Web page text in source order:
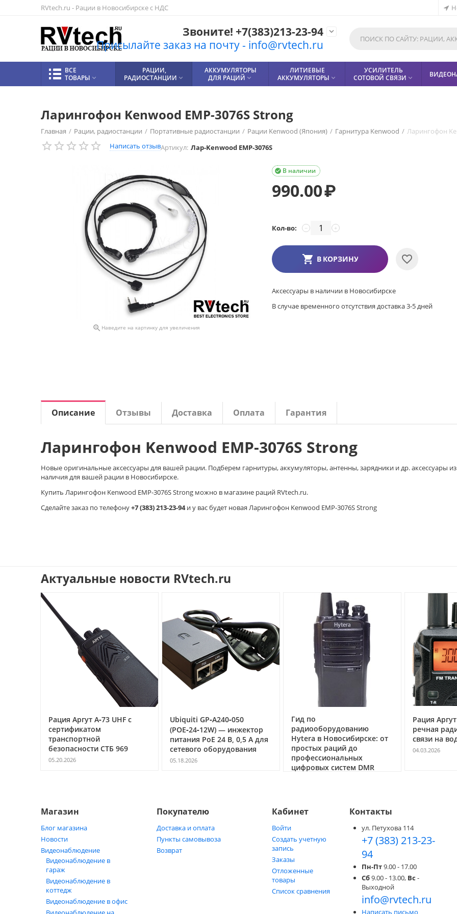
RVtech.ru - Рации в Новосибирске с НДС
Звоните! +7(383)213-23-94
Присылайте заказ на почту - info@rvtech.ru

ВСЕ
ТОВАРЫ 
РАЦИИ,
РАДИОСТАНЦИИ 
АККУМУЛЯТОРЫ
ДЛЯ РАЦИЙ 
ЛИТИЕВЫЕ
АККУМУЛЯТОРЫ 
УСИЛИТЕЛЬ
СОТОВОЙ СВЯЗИ 
Ларингофон Kenwood EMP-3076S Strong
Главная / Рации, радиостанции / Портативные радиостанции / Рации Kenwood (Япония) / Гарнитура Kenwood / Ларингофон
Написать отзывАртикул: Лар-Kenwood EMP-3076S
 Наведите на картинку для увеличения
В наличии

990.00₽
Кол-во: +
−
В КОРЗИНУ
Аксессуары в наличии в Новосибирске
В случае временного отсутствия доставка 3-5 дней
Описание Отзывы Доставка Оплата Гарантия
Ларингофон Kenwood EMP-3076S Strong
Новые оригинальные аксессуары для вашей рации. Подберем гарнитуры, аккумуляторы, антенны, зарядники и др. аксессуары из
наличия для вашей рации в Новосибирске.
Купить Ларингофон Kenwood EMP-3076S Strong можно в магазине раций RVtech.ru.
Cделайте заказ по телефону+7 (383) 213-23-94и у вас будет новая Ларингофон Kenwood EMP-3076S Strong
Актуальные новости RVtech.ru
Рация Аргут А‑73 UHF с
сертификатом
транспортной
безопасности СТБ 969
05.20.2026
Ubiquiti GP‑A240‑050
(POE‑24‑12W) — инжектор
питания PoE 24 В, 0,5 А для
сетевого оборудования
05.18.2026
Гид по
радиооборудованию
Hytera в Новосибирске: от
простых раций до
профессиональных
цифровых систем DMR
Рация
речная
связи на
04.03.2026
Магазин
Блог магазина
Новости
Видеонаблюдение
Видеонаблюдение в
гараж
Видеонаблюдение в
коттедж
Видеонаблюдение в офис
Покупателю
Доставка и оплата
Пункты самовывоза
Возврат
Кабинет
Войти
Создать учетную
запись
Заказы
Отложенные
товары
Список сравнения
Контакты
ул. Петухова 114
+7 (383) 213-23-
94
Пн-Пт9.00 - 17.00
Сб9.00 - 13.00, Вс -
Выходной
info@rvtech.ru
Написать письмо